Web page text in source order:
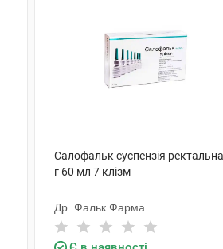
Салофальк суспензія
г 60 мл 7 клізм
Др. Фальк Фарма